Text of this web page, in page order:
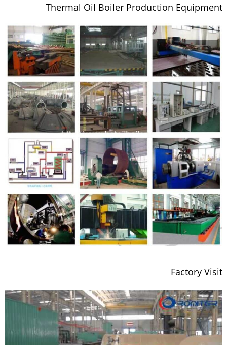
Thermal Oil Boiler Production Equipment
Factory Visit